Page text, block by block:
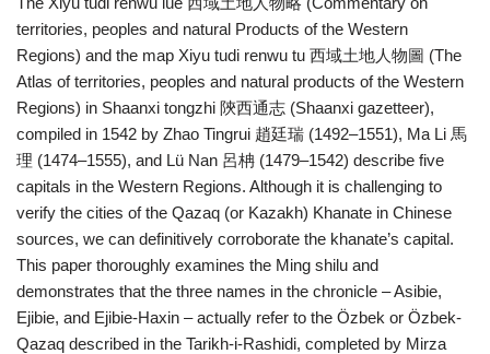
territories, peoples and natural Products of the Western
Regions) and the map Xiyu tudi renwu tu 西域土地人物圖 (The
Atlas of territories, peoples and natural products of the Western
Regions) in Shaanxi tongzhi 陝西通志 (Shaanxi gazetteer),
compiled in 1542 by Zhao Tingrui 趙廷瑞 (1492–1551), Ma Li 馬
理 (1474–1555), and Lü Nan 呂柟 (1479–1542) describe five
capitals in the Western Regions. Although it is challenging to
verify the cities of the Qazaq (or Kazakh) Khanate in Chinese
sources, we can definitively corroborate the khanate’s capital.
This paper thoroughly examines the Ming shilu and
demonstrates that the three names in the chronicle – Asibie,
Ejibie, and Ejibie-Haxin – actually refer to the Özbek or Özbek-
Qazaq described in the Tarikh-i-Rashidi, completed by Mirza